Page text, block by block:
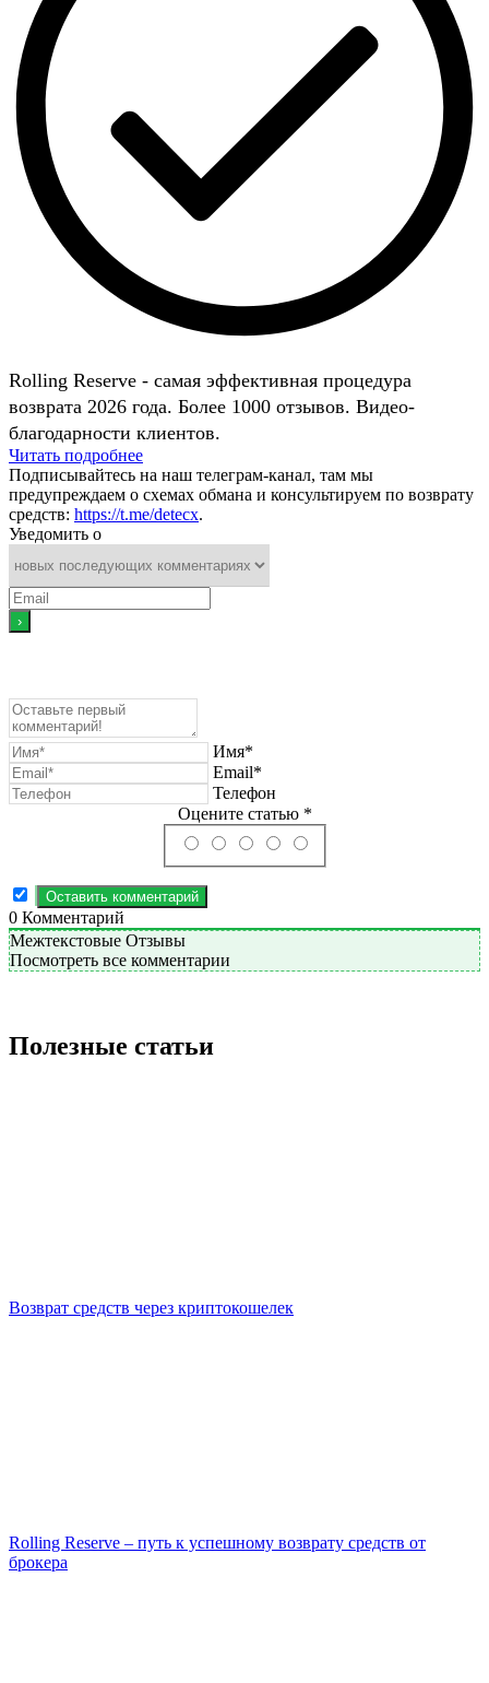
Rolling Reserve - самая эффективная процедура
возврата 2026 года. Более 1000 отзывов. Видео-
благодарности клиентов.
Читать подробнее
Подписывайтесь на наш телеграм-канал, там мы
предупреждаем о схемах обмана и консультируем по возврату
средств: https://t.me/detecx.
Уведомить о
Имя*
Email*
Телефон
Оцените статью *
0 Комментарий
Межтекстовые Отзывы
Посмотреть все комментарии
Полезные статьи
Возврат средств через криптокошелек
Rolling Reserve – путь к успешному возврату средств от
брокера